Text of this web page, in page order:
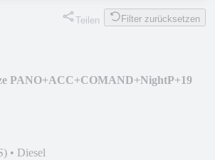
Teilen Filter zurücksetzen
PANO+ACC+COMAND+NightP+19
• Diesel